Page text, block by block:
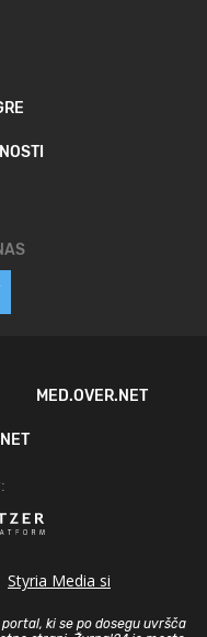
MED.OVER.NET
Styria Media si
ki se po dosegu uvršča